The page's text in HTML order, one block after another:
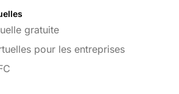
gratuite
pour les entreprises